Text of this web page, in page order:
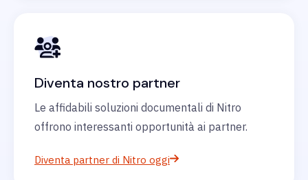
Diventa nostro partner
Le affidabili soluzioni documentali di Nitro
offrono interessanti opportunità ai partner.
Diventa partner di Nitro oggi